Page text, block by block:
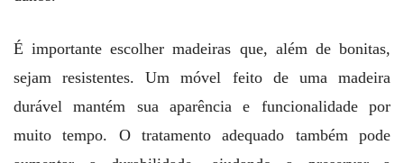
É importante escolher madeiras que, além de bonitas,
sejam resistentes. Um móvel feito de uma madeira
durável mantém sua aparência e funcionalidade por
muito tempo. O tratamento adequado também pode